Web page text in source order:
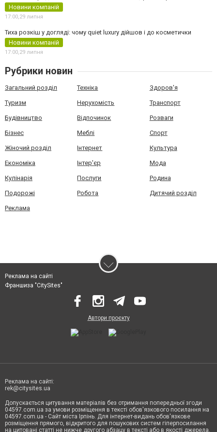
Новини компаній
17:00,29 липня
Тиха розкіш у догляді: чому quiet luxury дійшов і до косметички
Новини компаній
17:00,29 липня
Рубрики новин
Загальний розділ Техніка Здоров'я
Туризм Нерухомість Транспорт
Будівництво Відпочинок Розваги
Бізнес Меблі Спорт
Жіночий розділ Інтернет Культура
Економіка Інтер'єр Мода
Кулінарія Послуги Родина
Подорожі Робота Дитячий розділ
Реклама
Реклама на сайті
Франшиза "CitySites"
Автори проєкту
Реклама на сайті:
rek@citysites.ua
Допускається цитування матеріалів без отримання попередньої згоди
04597.com.ua за умови розміщення в тексті обов'язкового посилання на
04597.com.ua - Сайт міста Ірпінь. Для інтернет-видань обов'язкове
розміщення прямого, відкритого для пошукових систем гіперпосилання
на цитовані статті не нижче другого абзацу в тексті або в якості джерела.